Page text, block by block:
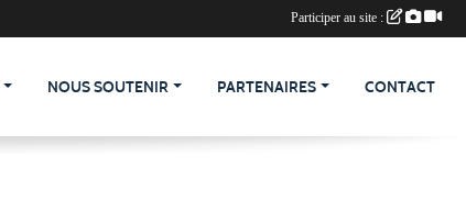
NOUS SOUTENIR PARTENAIRES CONTACT
Participer au site :